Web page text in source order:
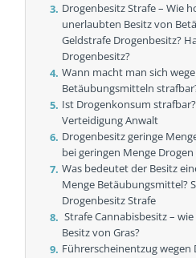
Drogenbesitz Strafe – Wie
unerlaubten Besitz von
Geldstrafe Drogenbesitz?
Drogenbesitz?
Wann macht man sich
Betäubungsmitteln
Ist Drogenkonsum
Verteidigung Anwalt
Drogenbesitz geringe
bei geringen Menge
Was bedeutet der Besitz
Menge Betäubungsmittel?
Drogenbesitz Strafe
Strafe Cannabisbesitz –
Besitz von Gras?
Führerscheinentzug wegen